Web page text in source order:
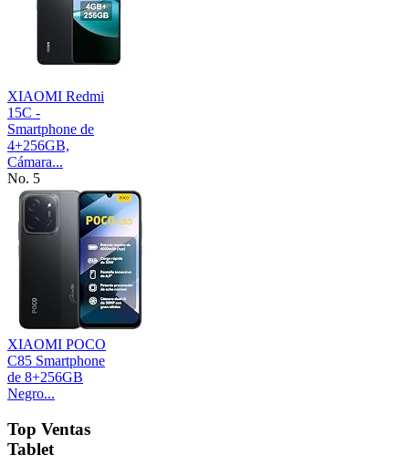
XIAOMI Redmi
15C -
Smartphone de
4+256GB,
Cámara...
No. 5
XIAOMI POCO
C85 Smartphone
de 8+256GB
Negro...
Top Ventas
Tablet